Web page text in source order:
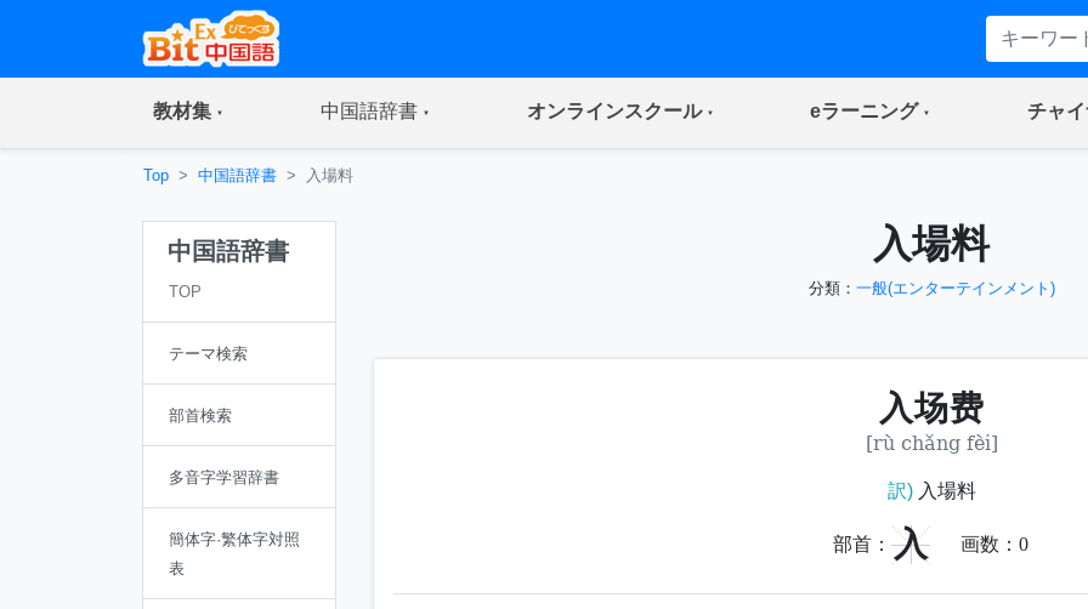
教材集(current) 中国語辞書(current) オンラインスクール(current) eラーニング(current) チャ
Top 中国語辞書 入場料
中国語辞書
TOP
テーマ検索
部首検索
多音字学習辞書
簡体字·繁体字対照
表
入場料
分類： 一般(エンターテインメント)
入场费
[rù chǎng fèi]
訳)入場料
部首： 入 画数： 0